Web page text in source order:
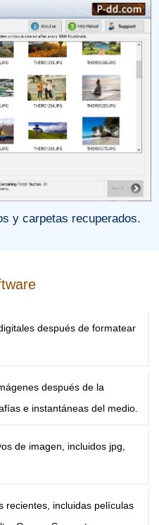
y carpetas recuperados.
después de formatear
después de la
e instantáneas del medio.
de imagen, incluidos jpg,
recientes, incluidas películas